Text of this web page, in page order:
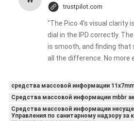
trustpilot.com
"The Pico 4's visual clarity
dial in the IPD correctly.
is smooth, and finding that
all the difference. No more
set it up properly!""The
fantastic once you dial in
manual adjustment is
sweet spot makes all the
средства массовой информации
Средства массовой информации mbbr
Средства массовой информации
Управления по санитарному надзору за